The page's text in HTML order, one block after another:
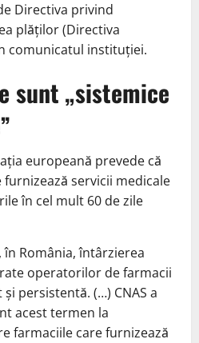
Directiva privind
plăților (Directiva
comunicatul instituției.
sunt „sistemice
europeană prevede că
servicii medicale
în cel mult 60 de zile
în România, întârzierea
operatorilor de farmacii
persistentă. (…) CNAS a
acest termen la
farmaciile care furnizează